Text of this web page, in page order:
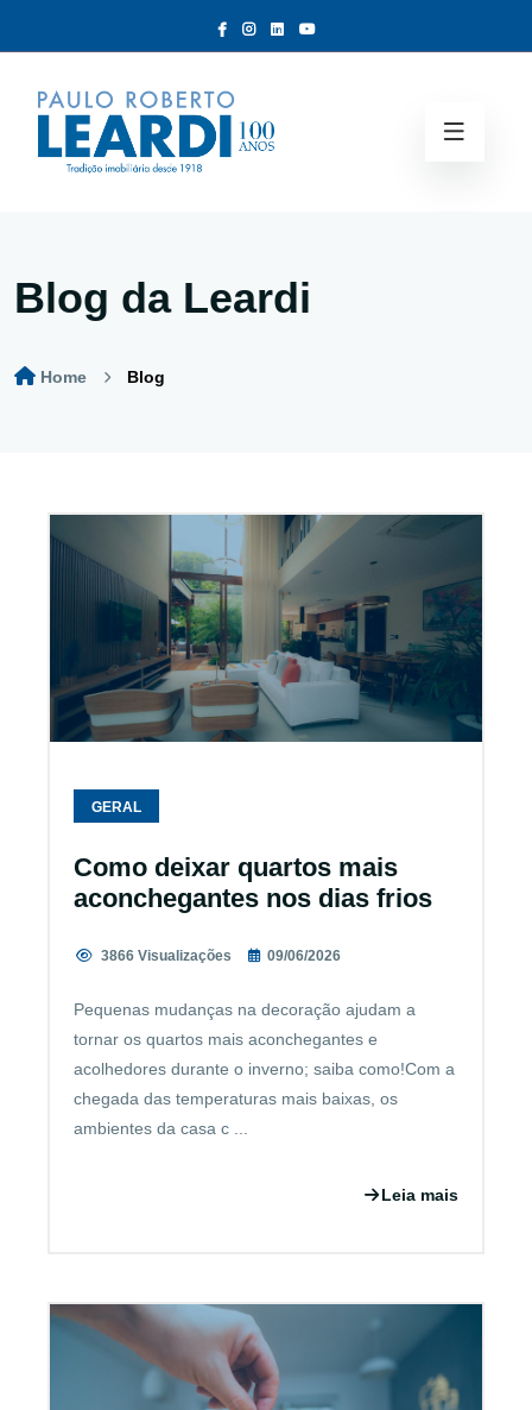
Blog da Leardi
Home Blog
GERAL
Como deixar quartos mais
aconchegantes nos dias frios
3866 Visualizações 09/06/2026
Pequenas mudanças na decoração ajudam a
tornar os quartos mais aconchegantes e
acolhedores durante o inverno; saiba como!Com a
chegada das temperaturas mais baixas, os
ambientes da casa c ...
Leia mais